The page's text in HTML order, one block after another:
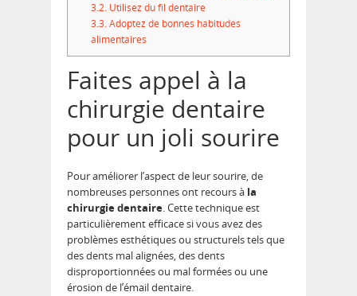
3.2.Utilisez du fil dentaire
3.3.Adoptez de bonnes habitudes
alimentaires
Faites appel à la
chirurgie dentaire
pour un joli sourire
Pour améliorer l’aspect de leur sourire, de
nombreuses personnes ont recours à la
chirurgie dentaire. Cette technique est
particulièrement efficace si vous avez des
problèmes esthétiques ou structurels tels que
des dents mal alignées, des dents
disproportionnées ou mal formées ou une
érosion de l’émail dentaire.